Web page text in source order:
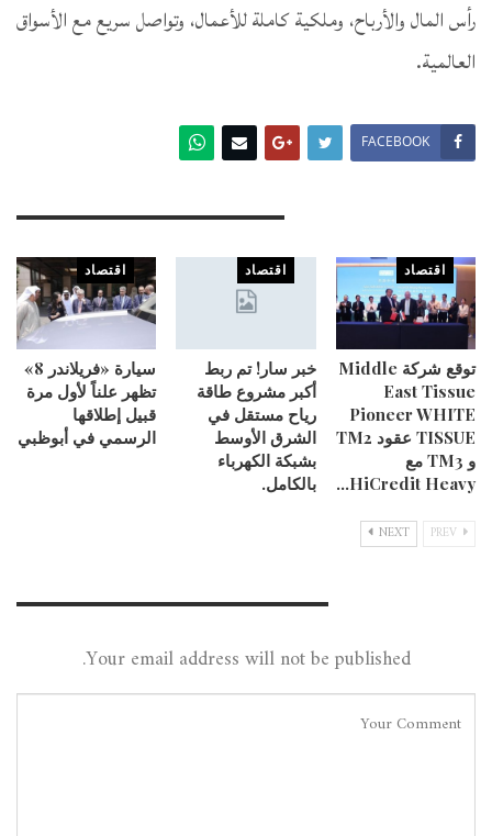
رأس المال والأرباح، وملكية كاملة للأعمال، وتواصل سريع مع الأسواق
العالمية.
FACEBOOK
اقتصاد
توقع شركة Middle
East Tissue
Pioneer WHITE
TISSUE عقود TM2
و TM3 مع
HiCredit Heavy…
اقتصاد
خبر سار! تم ربط
أكبر مشروع طاقة
رياح مستقل في
الشرق الأوسط
بشبكة الكهرباء
بالكامل.
اقتصاد
سيارة «فريلاندر 8»
تظهر علناً لأول مرة
قبيل إطلاقها
الرسمي في أبوظبي
NEXT
Your email address will not be published.